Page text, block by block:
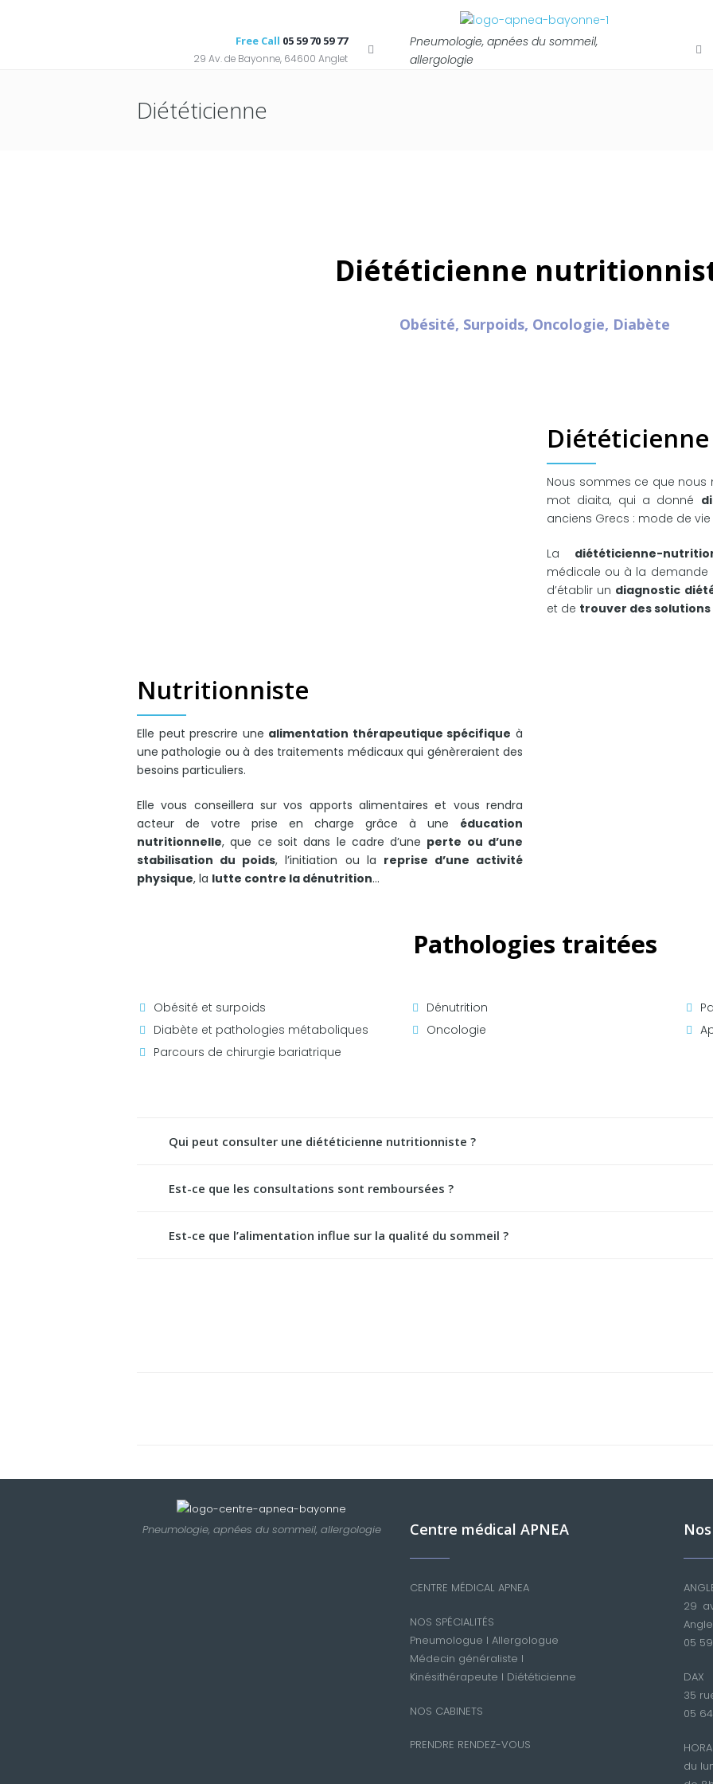
Free Call 05 59 70 59 77
29 Av. de Bayonne, 64600 Anglet
Pneumologie, apnées du sommeil,
allergologie
Diététicienne
Diététicienne
Obésité, Surpoids, Oncologie, Diabète
Diététicienne
Nous sommes ce que nous
mot diaita, qui a donné
anciens Grecs : mode de vie
La diététicienne-
médicale ou à la demande
d’établir un diagnostic
et de trouver des
Nutritionniste
Elle peut prescrire une alimentation thérapeutique spécifique à
une pathologie ou à des traitements médicaux qui génèreraient des
besoins particuliers.
Elle vous conseillera sur vos apports alimentaires et vous rendra
acteur de votre prise en charge grâce à une éducation
nutritionnelle, que ce soit dans le cadre d’une perte ou d’une
stabilisation du poids, l’initiation ou la reprise d’une activité
physique, la lutte contre la dénutrition…
Pathologies traitées
Obésité et surpoids
Diabète et pathologies métaboliques
Parcours de chirurgie bariatrique
Dénutrition
Oncologie
Qui peut consulter une diététicienne nutritionniste ?
Est-ce que les consultations sont remboursées ?
Est-ce que l’alimentation influe sur la qualité du sommeil ?
Pneumologie, apnées du sommeil, allergologie Centre médical APNEA
CENTRE MÉDICAL APNEA
NOS SPÉCIALITÉS
Pneumologue IAllergologue
Médecin généraliste I
Kinésithérapeute I Diététicienne
NOS CABINETS
PRENDRE RENDEZ-VOUS
29
05
DAX
35
05
du